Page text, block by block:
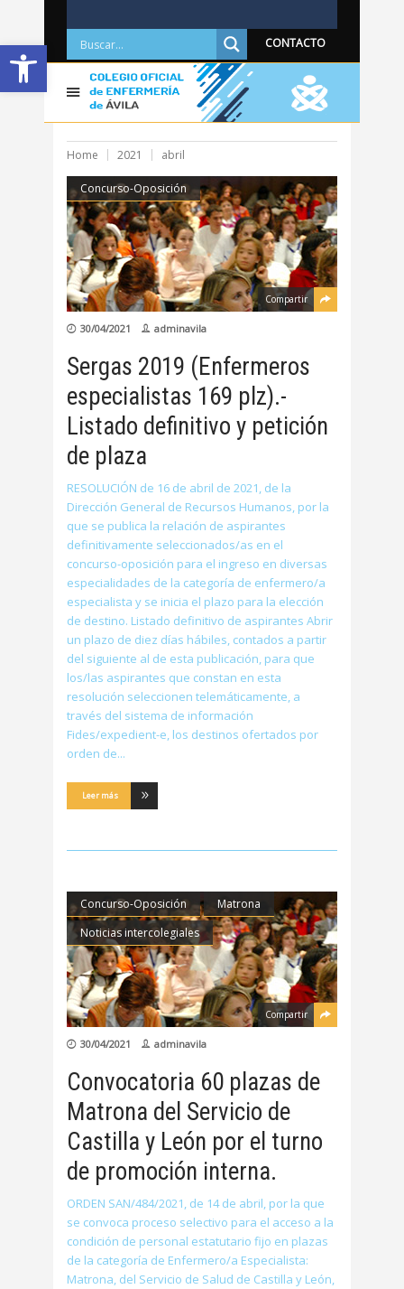
Abrir barra de herramientas CONTACTO
Home 2021 abril
Concurso-Oposición
Compartir
30/04/2021 adminavila
Sergas 2019 (Enfermeros
especialistas 169 plz).-
Listado definitivo y petición
de plaza
RESOLUCIÓN de 16 de abril de 2021, de la
Dirección General de Recursos Humanos, por la
que se publica la relación de aspirantes
definitivamente seleccionados/as en el
concurso-oposición para el ingreso en diversas
especialidades de la categoría de enfermero/a
especialista y se inicia el plazo para la elección
de destino. Listado definitivo de aspirantes Abrir
un plazo de diez días hábiles, contados a partir
del siguiente al de esta publicación, para que
los/las aspirantes que constan en esta
resolución seleccionen telemáticamente, a
través del sistema de información
Fides/expedient-e, los destinos ofertados por
orden de
Leer más
Concurso-Oposición
Matrona
Noticias intercolegiales
Compartir
30/04/2021 adminavila
Convocatoria 60 plazas de
Matrona del Servicio de
Castilla y León por el turno
de promoción interna.
ORDEN SAN/484/2021, de 14 de abril, por la que
se convoca proceso selectivo para el acceso a la
condición de personal estatutario fijo en plazas
de la categoría de Enfermero/a Especialista:
Matrona, del Servicio de Salud de Castilla y León,